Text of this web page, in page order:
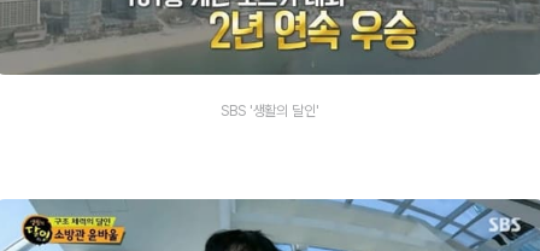
SBS '생활의 달인'